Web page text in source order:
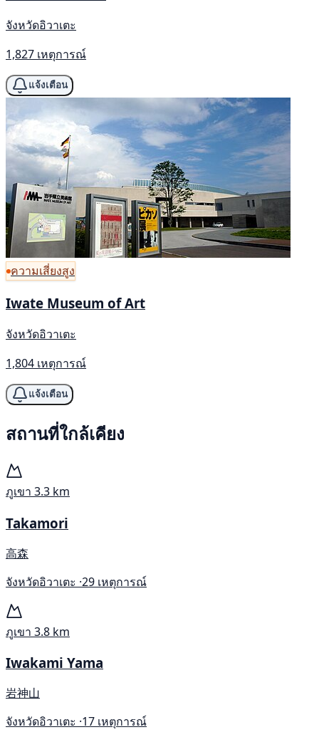
จังหวัดอิวาเตะ
1,827 เหตุการณ์
แจ้งเตือน
ความเสี่ยงสูง
Iwate Museum of Art
จังหวัดอิวาเตะ
1,804 เหตุการณ์
แจ้งเตือน
สถานที่ใกล้เคียง
ภูเขา 3.3 km
Takamori
高森
จังหวัดอิวาเตะ ·29 เหตุการณ์
ภูเขา 3.8 km
Iwakami Yama
岩神山
จังหวัดอิวาเตะ ·17 เหตุการณ์